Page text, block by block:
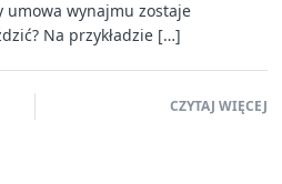
umowa wynajmu zostaje
Na przykładzie […]
CZYTAJ WIĘCEJ